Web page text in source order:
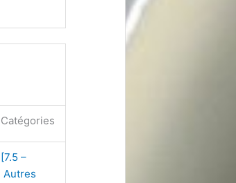
Catégories
[7.5 –
Autres